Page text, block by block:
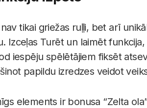
tikai griežas ruļļi, bet arī
Izceļas Turēt un laimēt
iespēju spēlētājiem fiksēt
papildu izredzes veidot
elements ir bonusa “Zelta